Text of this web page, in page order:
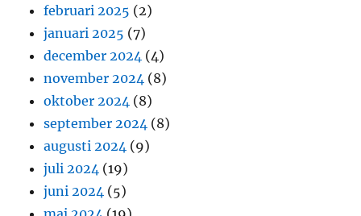
februari 2025 (2)
januari 2025 (7)
december 2024 (4)
november 2024 (8)
oktober 2024 (8)
september 2024 (8)
augusti 2024 (9)
juli 2024 (19)
juni 2024 (5)